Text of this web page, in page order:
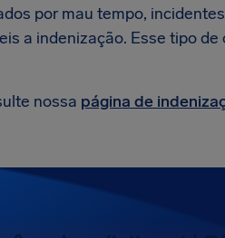
por mau tempo,
a indenização. Esse tipo de
nossa página de